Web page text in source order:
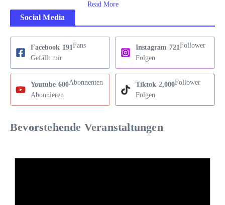
Read More
Social Media
Facebook 191Fans
Gefällt mir
Instagram 721Follower
Folgen
Youtube 600Abonnenten
Abonnieren
Tiktok 2,000Follower
Folgen
Bevorstehende Veranstaltungen